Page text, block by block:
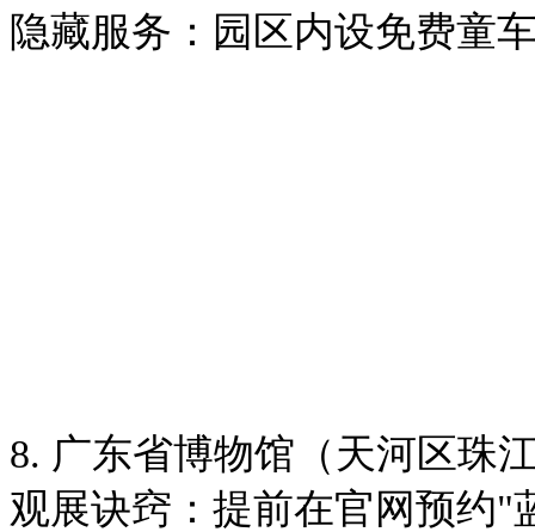
隐藏服务：园区内设免费童
8. 广东省博物馆（天河区珠
观展诀窍：提前在官网预约"